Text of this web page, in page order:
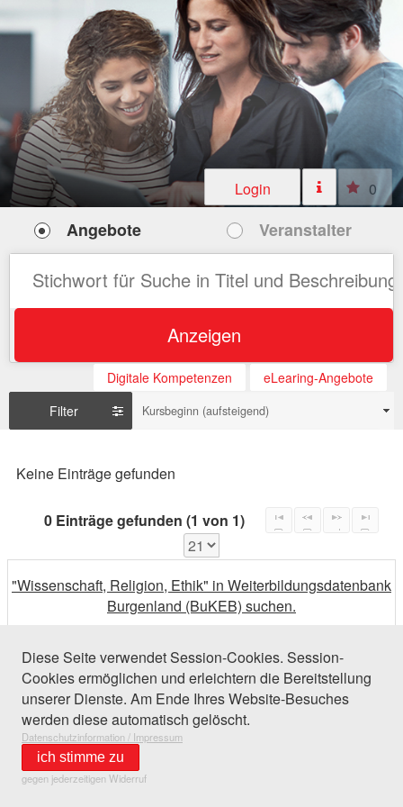
Login 0
Angebote Veranstalter
Anzeigen
Digitale Kompetenzen
eLearing-Angebote
Filter
Kursbeginn (aufsteigend)
Keine Einträge gefunden
0 Einträge gefunden (1 von 1)
"Wissenschaft, Religion, Ethik" in Weiterbildungsdatenbank
Burgenland (BuKEB) suchen.
Diese Seite verwendet Session-Cookies. Session-
Cookies ermöglichen und erleichtern die Bereitstellung
unserer Dienste. Am Ende Ihres Website-Besuches
werden diese automatisch gelöscht.
Datenschutzinformation / Impressum
ich stimme zu
gegen jederzeitigen Widerruf